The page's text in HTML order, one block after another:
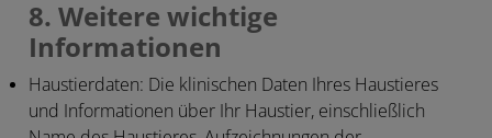
8. Weitere wichtige
Informationen
Haustierdaten: Die klinischen Daten Ihres Haustieres
und Informationen über Ihr Haustier, einschließlich